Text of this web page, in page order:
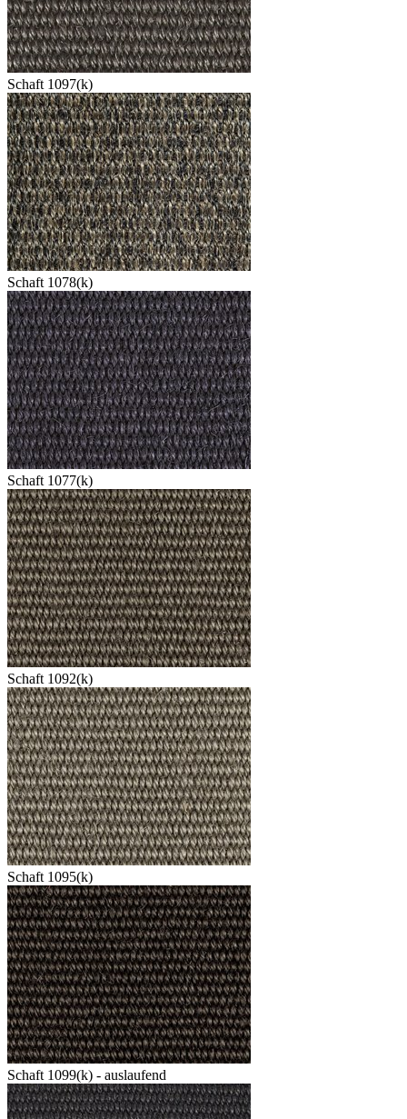
Schaft 1097(k)
Schaft 1078(k)
Schaft 1077(k)
Schaft 1092(k)
Schaft 1095(k)
Schaft 1099(k) - auslaufend